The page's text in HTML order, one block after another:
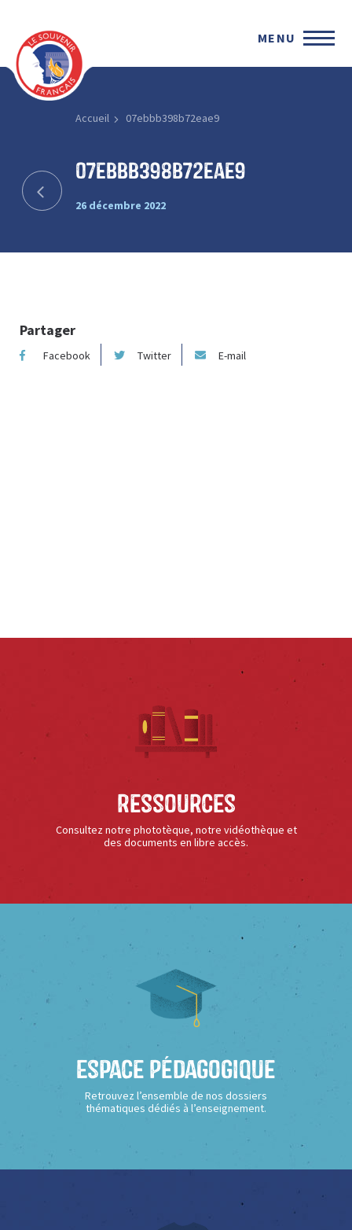
MENU
Accueil 07ebbb398b72eae9
07ebbb398b72eae9
26 décembre 2022
Partager
Facebook Twitter E-mail
Ressources
Consultez notre phototèque, notre vidéothèque et
des documents en libre accès.
Espace Pédagogique
Retrouvez l’ensemble de nos dossiers
thématiques dédiés à l’enseignement.